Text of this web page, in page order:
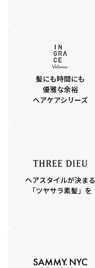
髪にも時間にも
優雅な余裕
ヘアケアシリーズ
ヘアスタイルが決まる
「ツヤサラ素髪」を